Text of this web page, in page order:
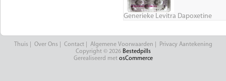
Generieke Levitra Dapoxetine
Thuis Over Ons Contact| Algemene Voorwaarden
Privacy Aantekening
Copyright © 2026 Bestedpills
Gerealiseerd met osCommerce